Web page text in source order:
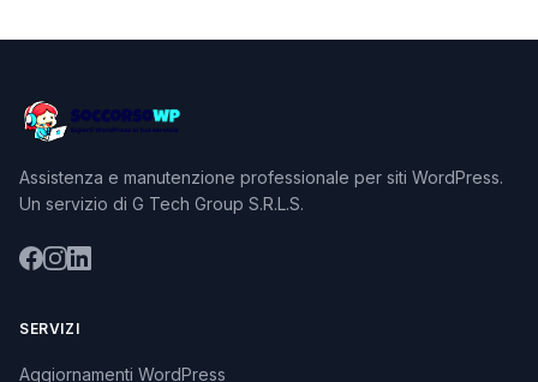
Assistenza e manutenzione professionale per siti WordPress.
Un servizio di G Tech Group S.R.L.S.
SERVIZI
Aggiornamenti WordPress